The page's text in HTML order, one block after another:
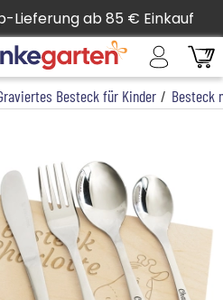
Lieferung ab 85 € Einkauf
Besteck für Kinder / Besteck